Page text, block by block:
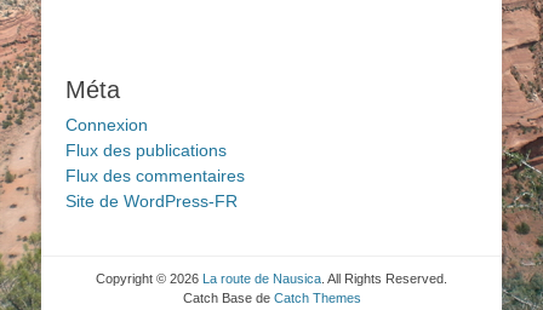
Méta
Connexion
Flux des publications
Flux des commentaires
Site de WordPress-FR
Copyright © 2026 La route de Nausica . All Rights Reserved.
Catch Base de Catch Themes